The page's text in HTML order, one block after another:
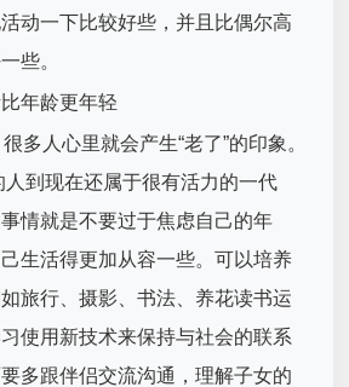
动一下比较好些，并且比偶尔高
些。
年龄更年轻
多人心里就会产生“老了”的印象。
到现在还属于很有活力的一代
情就是不要过于焦虑自己的年
生活得更加从容一些。可以培养
旅行、摄影、书法、养花读书运
使用新技术来保持与社会的联系
多跟伴侣交流沟通，理解子女的